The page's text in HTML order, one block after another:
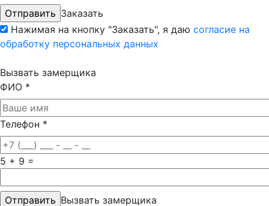
Заказать
Нажимая на кнопку "Заказать", я даю согласие на
обработку персональных данных
Вызвать замерщика
ФИО *
Телефон *
5 + 9 =
Вызвать замерщика